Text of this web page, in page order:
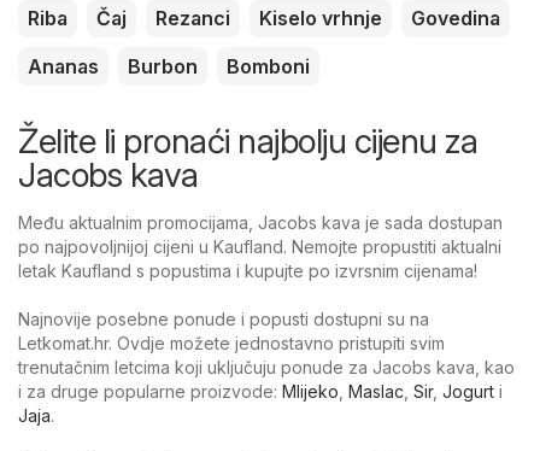
Riba
Čaj Rezanci Kiselo vrhnje
Govedina
Ananas
Burbon Bomboni
Želite li pronaći najbolju cijenu za
Jacobs kava
Među aktualnim promocijama, Jacobs kava je sada dostupan
po najpovoljnijoj cijeni u Kaufland. Nemojte propustiti aktualni
letak Kaufland s popustima i kupujte po izvrsnim cijenama!
Najnovije posebne ponude i popusti dostupni su na
Letkomat.hr. Ovdje možete jednostavno pristupiti svim
trenutačnim letcima koji uključuju ponude za Jacobs kava, kao
i za druge popularne proizvode: Mlijeko Maslac Sir, Jogurt i
Jaja.